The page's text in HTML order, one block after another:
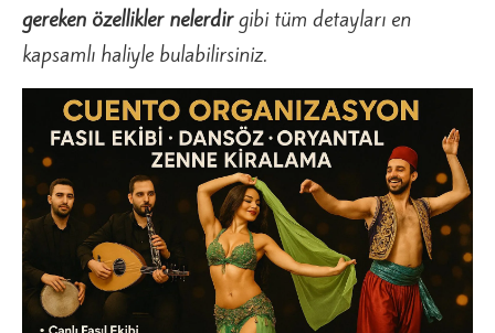
gereken özellikler nelerdirgibi tüm detayları en
kapsamlı haliyle bulabilirsiniz.